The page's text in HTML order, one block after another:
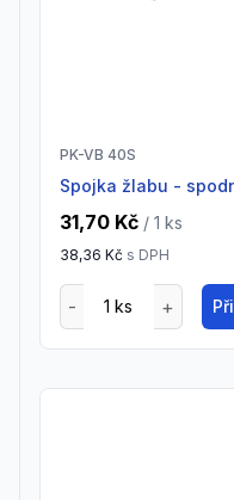
PK-VB 40S
spojka žlabu -
31,70 Kč / 1 ks
38,36 Kč s DPH